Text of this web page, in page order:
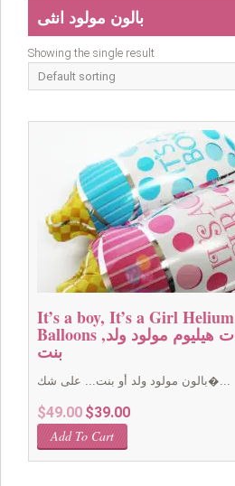
بالون مولود انثى
Showing the single result
It’s a boy, It’s a Girl Helium
Balloons بالونات هيليوم مولود ولد,
بنت
بالون مولود ولد أو بنت... على شك�...
$49.00 Original
price
was:
$39.00Current
Add To Cart